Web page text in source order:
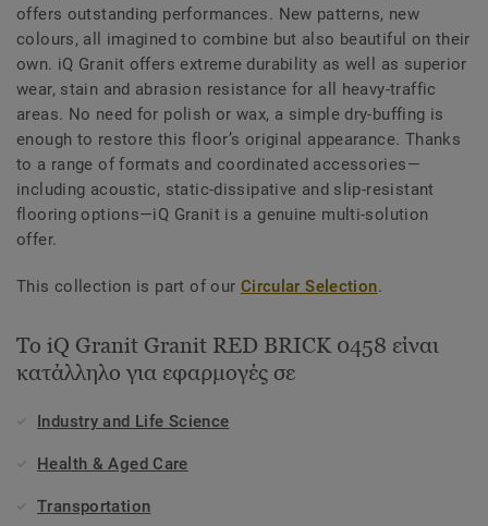
offers outstanding performances. New patterns, new
colours, all imagined to combine but also beautiful on their
own. iQ Granit offers extreme durability as well as superior
wear, stain and abrasion resistance for all heavy-traffic
areas. No need for polish or wax, a simple dry-buffing is
enough to restore this floor’s original appearance. Thanks
to a range of formats and coordinated accessories—
including acoustic, static-dissipative and slip-resistant
flooring options—iQ Granit is a genuine multi-solution
offer.
This collection is part of our Circular Selection.
Το iQ Granit Granit RED BRICK 0458 είναι
κατάλληλο για εφαρμογές σε
Industry and Life Science
Health & Aged Care
Transportation